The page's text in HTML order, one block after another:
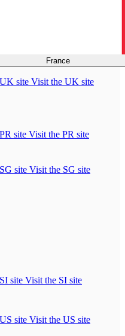
France
Visit the UK site
Visit the PR site
Visit the SG site
Visit the SI site
Visit the US site